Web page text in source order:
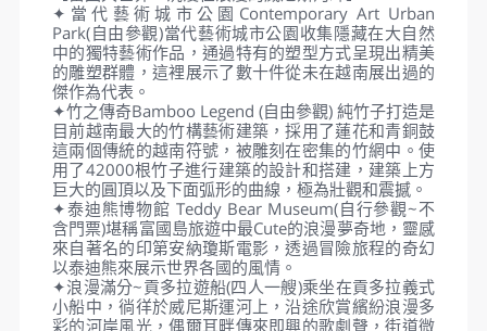
【珍珠野生動物園】這裡擁有世界上珍貴稀有動物數
百種類：如孟加拉虎，犀牛，火鳥等，園區周圍還有
數千種美麗的樹木與鮮花。內部有規模地區分為ZOO
動物園區、PRIMATE WORLD靈長類動物園區及
SAFARI探索園區三大結構，可漫步行走園區規畫完善
的步行道感受花香鳥語，特別安排搭乘SAFARI遊園
車，進入野生動物園區，體驗稀有的野生動物近在咫
尺的感覺。園內還有各種動物表演，餵養動物等活
動，能零距離和動物接觸，豐富有趣。 園區內有一特
別的GIRAFFE長頸鹿餐廳，自然通風良好的開放式餐
廳，供應大受歡迎的特選速食菜單，還可自費加購美
味紅蘿蔔請可愛的長頸鹿一起共進午餐！
【富國大世界～沉浸在浪漫的威尼斯河畔】
✦當代藝術城市公園Contemporary Art Urban
Park(自由參觀)當代藝術城市公園收集隱藏在大自然